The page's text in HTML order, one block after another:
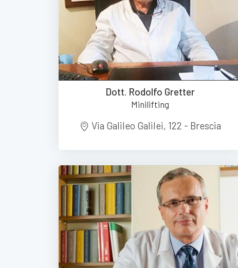
Dott. Rodolfo Gretter
Minilifting
Via Galileo Galilei, 122 - Brescia